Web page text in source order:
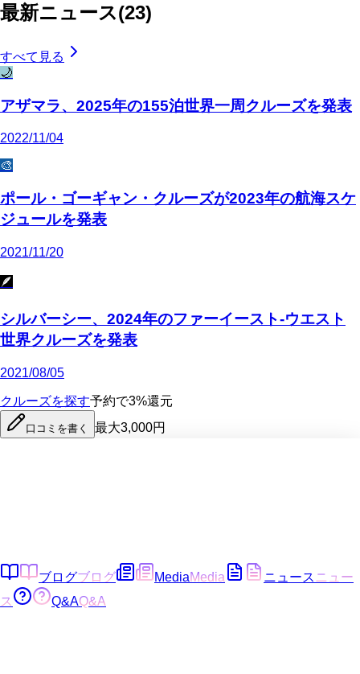
最新ニュース(23)
すべて見る
🌙
アザマラ、2025年の155泊世界一周クルーズを発表
2022/11/04
🎨
ポール・ゴーギャン・クルーズが2023年の航海スケ
ジュールを発表
2021/11/20
🪶
シルバーシー、2024年のファーイースト-ウエスト
世界クルーズを発表
2021/08/05
クルーズを探す予約で3%還元
口コミを書く 最大3,000円
ブログブログ MediaMedia ニュース ニュー
ス
Q&AQ&A